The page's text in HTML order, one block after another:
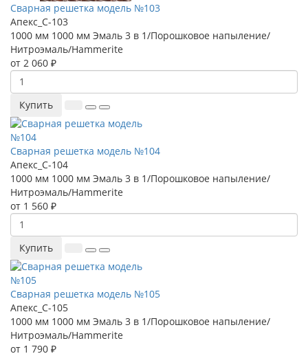
Сварная решетка модель №103
Апекс_С-103
1000 мм 1000 мм Эмаль 3 в 1/Порошковое напыление/
Нитроэмаль/Hammerite
от 2 060 ₽
Купить
Сварная решетка модель №104
Апекс_С-104
1000 мм 1000 мм Эмаль 3 в 1/Порошковое напыление/
Нитроэмаль/Hammerite
от 1 560 ₽
Купить
Сварная решетка модель №105
Апекс_С-105
1000 мм 1000 мм Эмаль 3 в 1/Порошковое напыление/
Нитроэмаль/Hammerite
от 1 790 ₽